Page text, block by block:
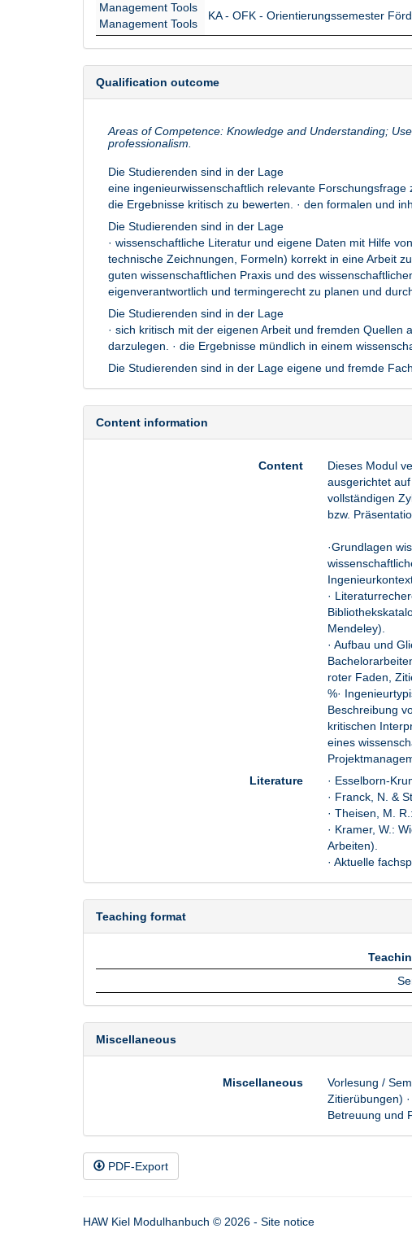
Management Tools
Management Tools
KA - OFK - Orientierungssemester
Qualification outcome
Areas of Competence: Knowledge and Understanding;
professionalism.
Die Studierenden sind in der Lage
eine ingenieurwissenschaftlich relevante
die Ergebnisse kritisch zu bewerten. · den formalen und
Die Studierenden sind in der Lage
· wissenschaftliche Literatur und eigene Daten mit Hilfe
technische Zeichnungen, Formeln) korrekt in eine Arbeit
guten wissenschaftlichen Praxis und des
eigenverantwortlich und termingerecht zu planen und
Die Studierenden sind in der Lage
· sich kritisch mit der eigenen Arbeit und fremden
darzulegen. · die Ergebnisse mündlich in einem
Die Studierenden sind in der Lage eigene und fremde
Content information
Content
Dieses Modul
ausgerichtet
vollständigen
bzw.
·Grundlagen
·
Mendeley).
· Aufbau und
roter Faden,
%·
Beschreibung
kritischen
eines
Literature
· Esselborn-
· Franck, N. &
· Theisen, M.
· Kramer, W.:
Arbeiten).
· Aktuelle
Teaching format
Miscellaneous
Miscellaneous
Vorlesung /
Zitierübungen)
Betreuung und
PDF-Export
HAW Kiel Modulhanbuch © 2026 - Site notice